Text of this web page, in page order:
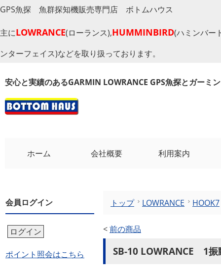
GPS魚探 魚群探知機販売専門店 ボトムハウス
主にLOWRANCE(ローランス),HUMMINBIRD(ハミンバー
ンターフェイス)などを取り扱っております。
安心と実績のあるGARMIN LOWRANCE GPS魚探とガーミ
ホーム 会社概要 利用案内
会員ログイン
ログイン
ポイント照会はこちら
トップ LOWRANCE HOOK7
<前の商品
SB-10 LOWRANCE 1